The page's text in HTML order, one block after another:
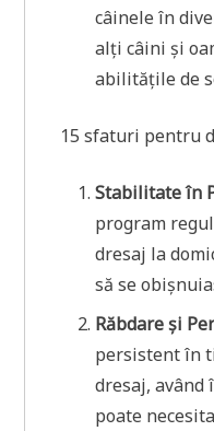
câinele în
alți câini și
abilitățile de
15 sfaturi pentru
Stabilitate în
program
dresaj la
să se
Răbdare și
persistent în
dresaj, având
poate